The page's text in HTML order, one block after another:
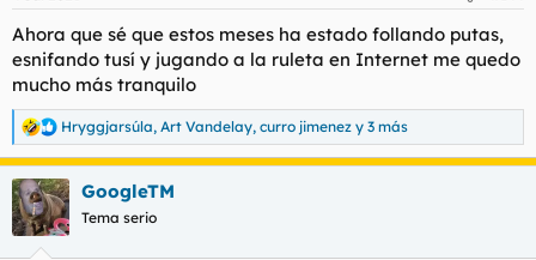
:
Ahora que sé que estos meses ha estado follando putas,
esnifando tusí y jugando a la ruleta en Internet me quedo
mucho más tranquilo
R
e
a
c
c
i
Hryggjarsúla, Art Vandelay, curro jimenez y 3 más
GoogleTM
Tema serio